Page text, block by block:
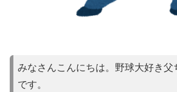
みなさんこんにちは。野球大好き父
です。